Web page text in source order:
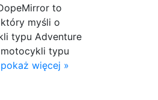
to
myśli o
typu Adventure
typu
pokaż więcej »